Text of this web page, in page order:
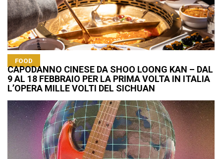
FOOD
CAPODANNO CINESE DA SHOO LOONG KAN – DAL
9 AL 18 FEBBRAIO PER LA PRIMA VOLTA IN ITALIA
L’OPERA MILLE VOLTI DEL SICHUAN